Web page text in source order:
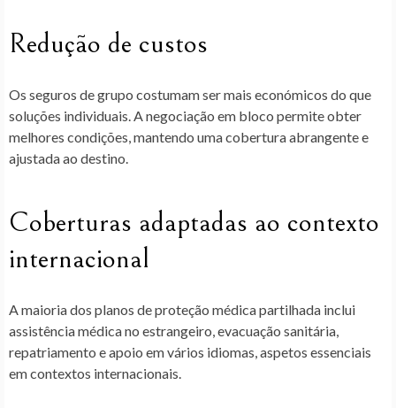
Redução de custos
Os seguros de grupo costumam ser mais económicos do que
soluções individuais. A negociação em bloco permite obter
melhores condições, mantendo uma cobertura abrangente e
ajustada ao destino.
Coberturas adaptadas ao contexto
internacional
A maioria dos planos de proteção médica partilhada inclui
assistência médica no estrangeiro, evacuação sanitária,
repatriamento e apoio em vários idiomas, aspetos essenciais
em contextos internacionais.